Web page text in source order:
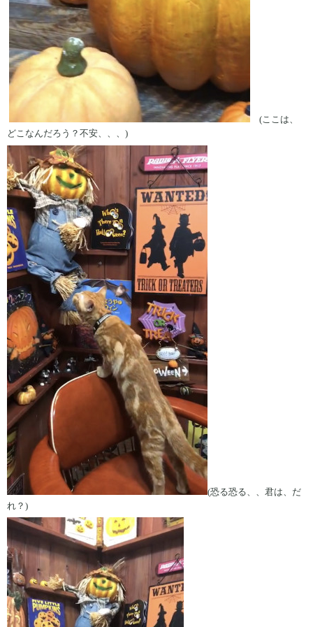
(ここは、
どこなんだろう？不安、、、)
(恐る恐る、、君は、だ
れ？)